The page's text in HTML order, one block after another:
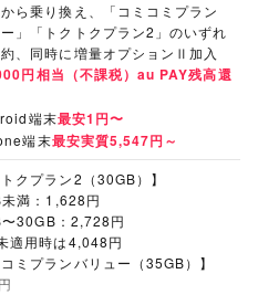
から乗り換え、「コミコミプラン
」「トクトクプラン2」のいずれ
、同時に増量オプションⅡ加入
円相当（不課税）au PAY残高還
端末最安1円〜
端末最安実質5,547円～
トクプラン2（30GB）】
未満：1,628円
〜30GB：2,728円
適用時は4,048円
コミプランバリュー（35GB）】